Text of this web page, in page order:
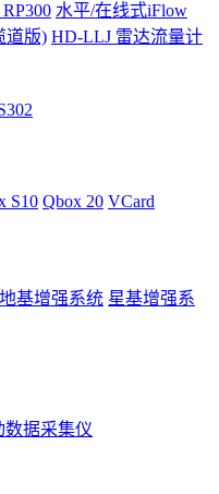
水平/在线式iFlow
道版) HD-LLJ 雷达流量计
S10 Qbox 20 VCard
地基增强系统 星基增强系
据采集仪